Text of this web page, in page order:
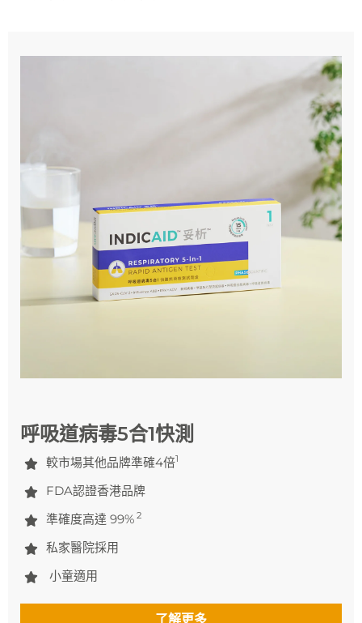
呼吸道病毒5合1快測
較市場其他品牌準確4倍1
FDA認證香港品牌
準確度高達 99% 2
私家醫院採用
小童適用
了解更多